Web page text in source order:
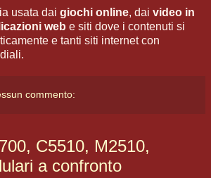
usata dai giochi online, dai video in
web e siti dove i contenuti si
e tanti siti internet con
commento:
C5510, M2510,
a confronto